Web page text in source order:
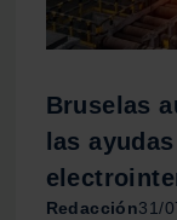
Bruselas
las
Redacción31/